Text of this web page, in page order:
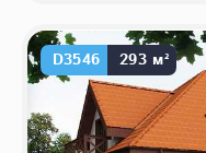
D3546 293 м²